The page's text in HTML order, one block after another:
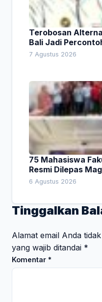
Terobosan
Bali Jadi
Pembiayaan
7 Agustus 2026
75 Mahasiswa
Resmi Dilepas
Empat Pesan
6 Agustus 2026
Tinggalkan
Alamat email Anda
yang wajib ditandai *
Komentar *